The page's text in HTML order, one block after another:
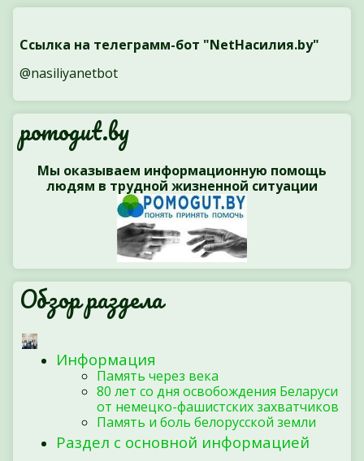
Ссылка на телеграмм-бот "NetНасилия.by"
@nasiliyanetbot
pomogut.by
Мы оказываем информационную помощь
людям в трудной жизненной ситуации
Обзор раздела
Информация
Память через века
80 лет со дня освобождения Беларуси
от немецко-фашистских захватчиков
Память и боль белорусской земли
Раздел с основной информацией